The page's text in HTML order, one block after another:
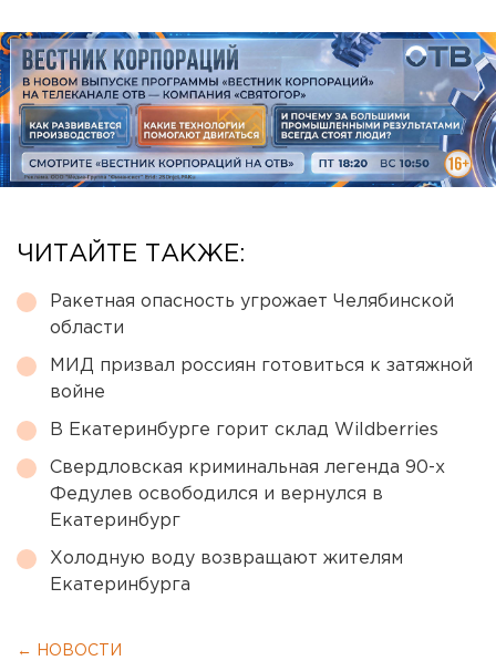
ЧИТАЙТЕ ТАКЖЕ:
Ракетная опасность угрожает Челябинской
области
МИД призвал россиян готовиться к затяжной
войне
В Екатеринбурге горит склад Wildberries
Свердловская криминальная легенда 90-х
Федулев освободился и вернулся в
Екатеринбург
Холодную воду возвращают жителям
Екатеринбурга
← НОВОСТИ